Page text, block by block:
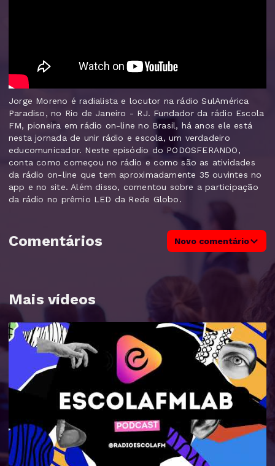
Mais vídeos
Jorge Moreno é radialista e locutor na rádio SulAmérica
Paradiso, no Rio de Janeiro - RJ. Fundador da rádio Escola
FM, pioneira em rádio on-line no Brasil, há anos ele está
nesta jornada de unir rádio e escola, um verdadeiro
educomunicador. Neste episódio do PODOSFERANDO,
conta como começou no rádio e como são as atividades
da rádio on-line que tem aproximadamente 35 ouvintes no
app e no site. Além disso, comentou sobre a participação
da rádio no prêmio LED da Rede Globo.
Comentários Novo comentário